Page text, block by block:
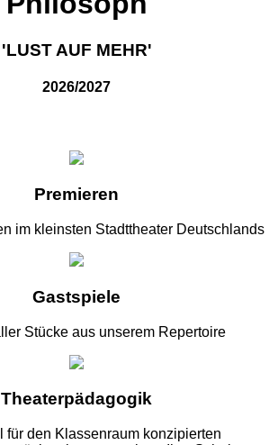
'LUST AUF MEHR'
2026/2027
Premieren
im kleinsten Stadttheater Deutschlands
Gastspiele
Stücke aus unserem Repertoire
Theaterpädagogik
für den Klassenraum konzipierten